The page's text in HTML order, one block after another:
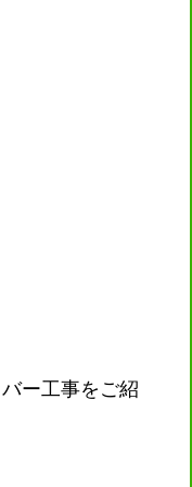
ー工事をご紹